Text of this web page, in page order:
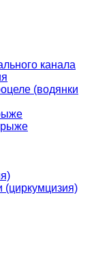
канала
(водянки
(циркумцизия)